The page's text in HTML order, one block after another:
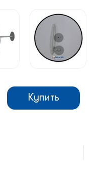
Купить